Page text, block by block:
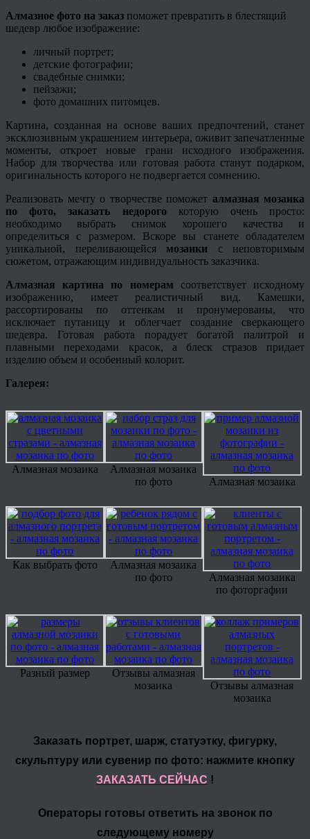
Алмазное фото на заказ поможет превратить в блестящий
шедевр любое изображение:
личный портрет;
детские фотографии;
свадебные снимки;
пейзажи;
фото домашних питомцев.
Картина, созданная на основе ваших предпочтений, станет
эксклюзивным украшением интерьера, оживит запечатленные
моменты, откроет новые грани исходного изображения.
Набор для творчества или готовая работа станут подарком,
оригинальность которого не подвергается сомнению.
Реализовать мечту о творчестве поможет алмазная мозаика
по фото, заказать недорогокоторую очень просто:
необходимо выбрать снимок хорошего качества и
определиться с размером. Вскоре вы станете обладателем
уникальной, переливающейся мозаики с неповторимым
сюжетом, отражающим индивидуальность заказчика.
Алмазная картина по номерам соответствует исходному
изображению, имеет реалистичный вид. Камешки,
рассортированы по оттенкам и пронумерованы, что
исключает путаницу и облегчает создание сверкающего
шедевра. Готовая работа порадует богатой палитрой и
плавными переходами красок, а блеск стразов придает
изделию объем и особенный колорит.
Галерея:
Алмазная мозаика
Алмазная мозаика
по фото
Алмазная мозаика
Как выбрать фото
Алмазная мозаика
по фото
Алмазная мозаика
по фоторгафии
Разный размер
Отзывы алмазная
мозаика
Отзывы алмазная
мозаика
Заказать портрет, шарж, статуэтку, фигурку,
скульптуру или сувенир по фото: нажмите кнопку
ЗАКАЗАТЬ СЕЙЧАС !
Операторы готовы ответить на звонок по
следующему номеру